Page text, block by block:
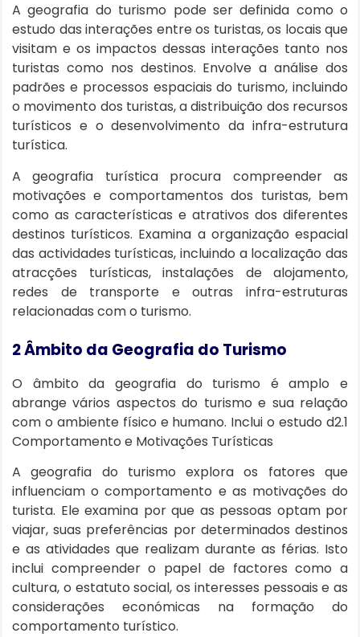
A geografia do turismo pode ser definida como o
estudo das interações entre os turistas, os locais que
visitam e os impactos dessas interações tanto nos
turistas como nos destinos. Envolve a análise dos
padrões e processos espaciais do turismo, incluindo
o movimento dos turistas, a distribuição dos recursos
turísticos e o desenvolvimento da infra-estrutura
turística.
A geografia turística procura compreender as
motivações e comportamentos dos turistas, bem
como as características e atrativos dos diferentes
destinos turísticos. Examina a organização espacial
das actividades turísticas, incluindo a localização das
atracções turísticas, instalações de alojamento,
redes de transporte e outras infra-estruturas
relacionadas com o turismo.
2 Âmbito da Geografia do Turismo
O âmbito da geografia do turismo é amplo e
abrange vários aspectos do turismo e sua relação
com o ambiente físico e humano. Inclui o estudo d2.1
Comportamento e Motivações Turísticas
A geografia do turismo explora os fatores que
influenciam o comportamento e as motivações do
turista. Ele examina por que as pessoas optam por
viajar, suas preferências por determinados destinos
e as atividades que realizam durante as férias. Isto
inclui compreender o papel de factores como a
cultura, o estatuto social, os interesses pessoais e as
considerações económicas na formação do
comportamento turístico.